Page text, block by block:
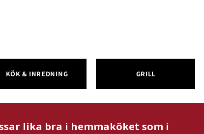
KÖK & INREDNING GRILL
lika bra i hemmaköket som i